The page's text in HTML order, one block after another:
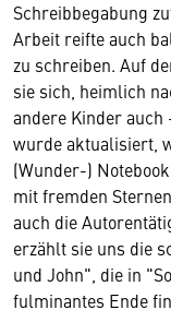
Schreibbegabung
Arbeit reifte auch
zu schreiben. Auf
sie sich, heimlich
andere Kinder auch
wurde aktualisiert,
(Wunder-)
mit fremden
auch die
erzählt sie uns die
und John", die in
fulminantes Ende